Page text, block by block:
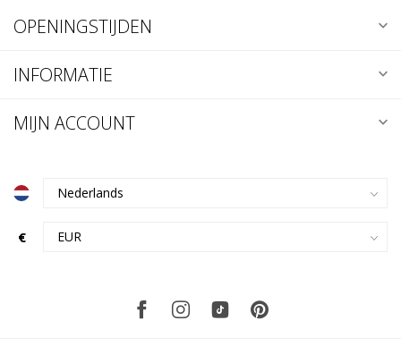
OPENINGSTIJDEN
INFORMATIE
MIJN ACCOUNT
€